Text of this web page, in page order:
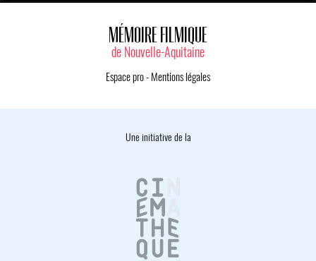
MÉMOIRE FILMIQUE
de Nouvelle-Aquitaine
Espace pro- Mentions légales
Une initiative de la